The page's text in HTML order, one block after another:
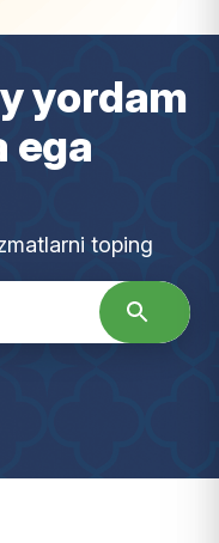
yordam
ega
toping